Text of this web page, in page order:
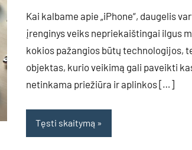
Kai kalbame apie „iPhone“, daugelis
įrenginys veiks nepriekaištingai ilgus
kokios pažangios būtų technologijos,
objektas, kurio veikimą gali paveikti
netinkama priežiūra ir aplinkos […]
Tęsti skaitymą